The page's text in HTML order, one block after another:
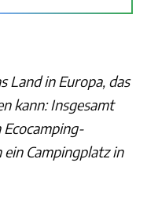
Land in Europa, das
kann: Insgesamt
Ecocamping-
Campingplatz in